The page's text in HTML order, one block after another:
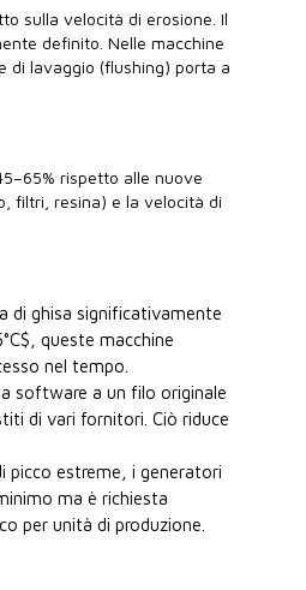
sulla velocità di erosione. Il
definito. Nelle macchine
di lavaggio (flushing) porta a
rispetto alle nuove
filtri, resina) e la velocità di
di ghisa significativamente
queste macchine
nel tempo.
software a un filo originale
di vari fornitori. Ciò riduce
picco estreme, i generatori
ma è richiesta
per unità di produzione.